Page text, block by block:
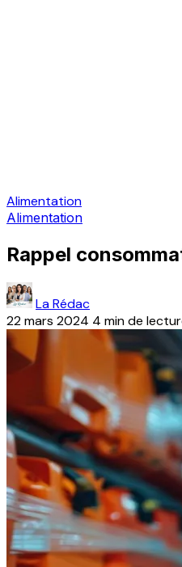
Alimentation
Alimentation
Rappel
La Rédac
22 mars 2024 4 min de